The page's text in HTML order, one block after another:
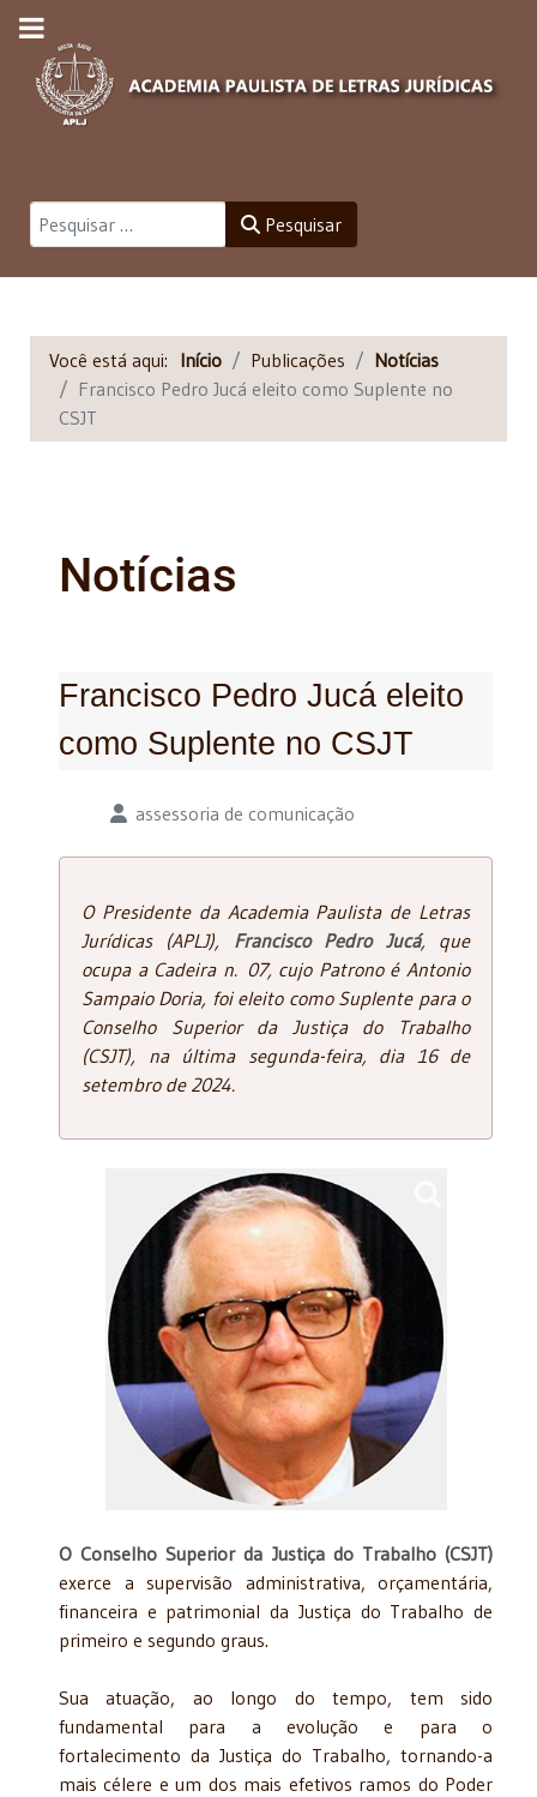
Pesquisar Pesquisar
Você está aqui: Início Publicações
Notícias
Francisco Pedro Jucá eleito como Suplente no
CSJT
Notícias
Francisco Pedro Jucá eleito
como Suplente no CSJT
Detalhes assessoria de comunicação
O Presidente da Academia Paulista de Letras
Jurídicas (APLJ), Francisco Pedro Jucá, que
ocupa a Cadeira n. 07, cujo Patrono é Antonio
Sampaio Doria, foi eleito como Suplente para o
Conselho Superior da Justiça do Trabalho
(CSJT), na última segunda-feira, dia 16 de
setembro de 2024.
O Conselho Superior da Justiça do Trabalho (CSJT)
exerce a supervisão administrativa, orçamentária,
financeira e patrimonial da Justiça do Trabalho de
primeiro e segundo graus.
Sua atuação, ao longo do tempo, tem sido
fundamental para a evolução e para o
fortalecimento da Justiça do Trabalho, tornando-a
mais célere e um dos mais efetivos ramos do Poder